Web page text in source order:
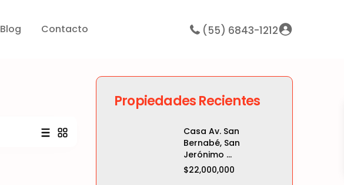
Blog Contacto (55) 6843-1212
Propiedades Recientes
Casa Av. San
Bernabé, San
Jerónimo ...
$22,000,000